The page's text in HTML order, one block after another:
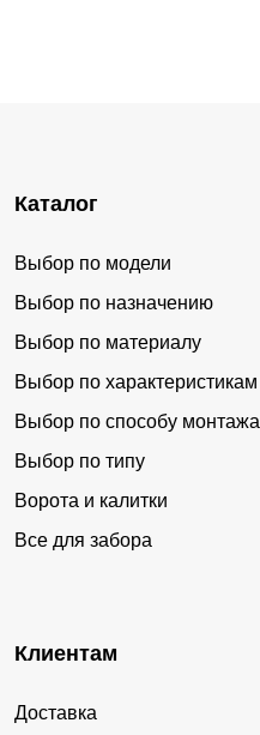
Каталог
Выбор по модели
Выбор по назначению
Выбор по материалу
Выбор по характеристикам
Выбор по способу монтажа
Выбор по типу
Ворота и калитки
Все для забора
Клиентам
Доставка